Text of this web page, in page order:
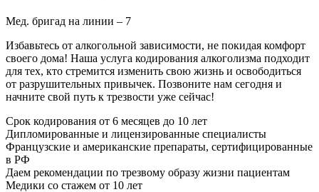
Мед. бригад на линии – 7
Избавьтесь от алкогольной зависимости, не покидая комфорт
своего дома! Наша услуга кодирования алкоголизма подходит
для тех, кто стремится изменить свою жизнь и освободиться
от разрушительных привычек. Позвоните нам сегодня и
начните свой путь к трезвости уже сейчас!
Срок кодирования от 6 месяцев до 10 лет
Дипломированные и лицензированные специалисты
Французские и американские препараты, сертифицированные
в РФ
Даем рекомендации по трезвому образу жизни пациентам
Медики со стажем от 10 лет